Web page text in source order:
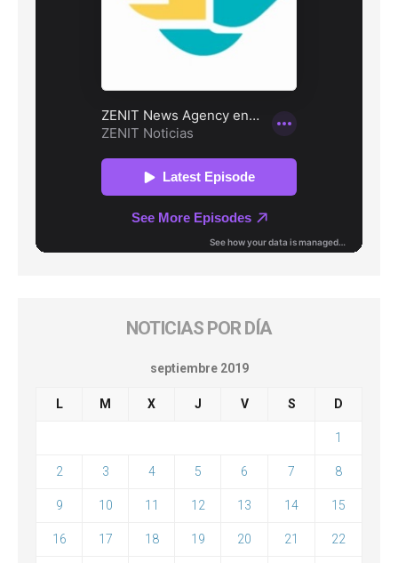
NOTICIAS POR DÍA
septiembre 2019
L M X J V S D
1
2 3 4 5 6 7 8
9 10 11 12 13 14 15
16 17 18 19 20 21 22